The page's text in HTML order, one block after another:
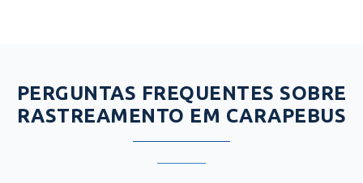
PERGUNTAS FREQUENTES SOBRE
RASTREAMENTO EM CARAPEBUS